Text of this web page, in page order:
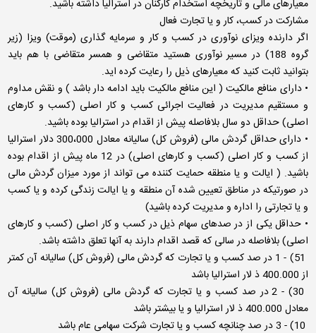
معیارهای مالی و تاریخچه استخدام کارکنان در استرالیا داشته باشید.
مشارکت در کسب، کار و یا تجارت فعال
اگر دارنده ویزای نوآوری در کسب و کار و سرمایه گذاری (موقت) ویزا (زیر
گروه 188) در مسیر نوآوری هستید متقاضی و همسر متقاضی با هم باید
بتوانید ثابت کنید که معیارهای ذیل را رعایت کرده اید.
• دارای منافع مالکیت ( این منافع مالکیت باید ادامه دار باشد ) و نقش مداوم
و مستقیم مدیریت در فعالیت اجرائی کسب و کار اصلی (کسب و کارهای
اصلی) حداقل دو سال بلافاصله پیش از اقدام در استرالیا بوده باشید.
• دارای حداقل گردش مالی (فروش کل) سالیانه معادل 300،000 دلار استرالیا
از کسب و کار اصلی (کسب و کارهای اصلی) در 12 ماه پیش از اقدام بوده
باشید. ( ایالت و یا منطقه حمایت کننده می تواند از مورد میزان گردش مالی
در صورتیکه در مناطق تعیین شده آن منطقه و یا ایالت زندگی کرده و یا کسب
و یا تجارتی را اداره و مدیریت کرده باشید)
• حداقل یکی از در صدهای سهام ذیل در کسب و کار اصلی (کسب و کارهای
اصلی) بلافاصله در سالی که قصد اقدام دارند به آنها تعلق داشته باشد.
51) - 1 در صد کسب و یا تجارت که گردش مالی (فروش کل) سالیانه آن کمتر
از 400.000 ذ لار استرالیا باشد
30) - 2 در صد کسب و یا تجارت که گردش مالی (فروش کل) سالیانه آن
معادل 400.000 ذ لار استرالیا و یا بیشتر باشد